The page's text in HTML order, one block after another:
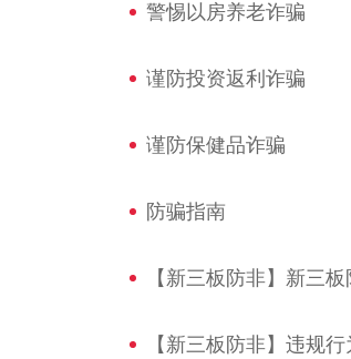
警惕以房养老诈骗
谨防投资返利诈骗
谨防保健品诈骗
防骗指南
【新三板防非】新三
【新三板防非】违规